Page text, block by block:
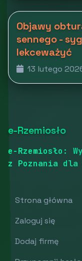
Objawy
sennego -
lekceważyć
13 lutego
e-Rzemiosło
e-Rzemiosło:
z Poznania
Strona główna
Zaloguj się
Dodaj firmę